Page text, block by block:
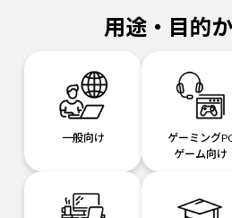
用途・目的
一般向け
ゲーミング
ゲーム向け